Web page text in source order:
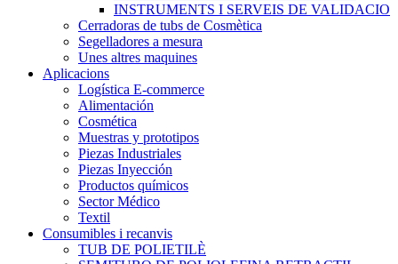
INSTRUMENTS I SERVEIS DE VALIDACIO
Cerradoras de tubs de Cosmètica
Segelladores a mesura
Unes altres maquines
Aplicacions
Logística E-commerce
Alimentación
Cosmética
Muestras y prototipos
Piezas Industriales
Piezas Inyección
Productos químicos
Sector Médico
Textil
Consumibles i recanvis
TUB DE POLIETILÈ